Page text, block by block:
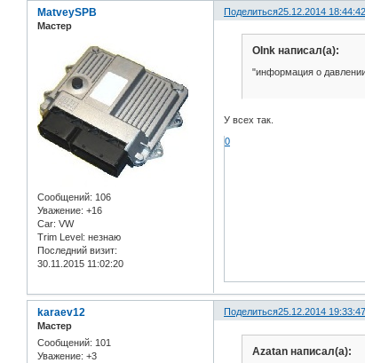
Поделиться25.12.2014 18:44:42
MatveySPB
Мастер
Сообщений: 106
Уважение: +16
Car: VW
Trim Level: незнаю
Последний визит:
30.11.2015 11:02:20
OInk написал(а):
"информация о
У всех так.
0
Поделиться25.12.2014 19:33:47
karaev12
Мастер
Сообщений: 101
Уважение: +3
Azatan написал(а):